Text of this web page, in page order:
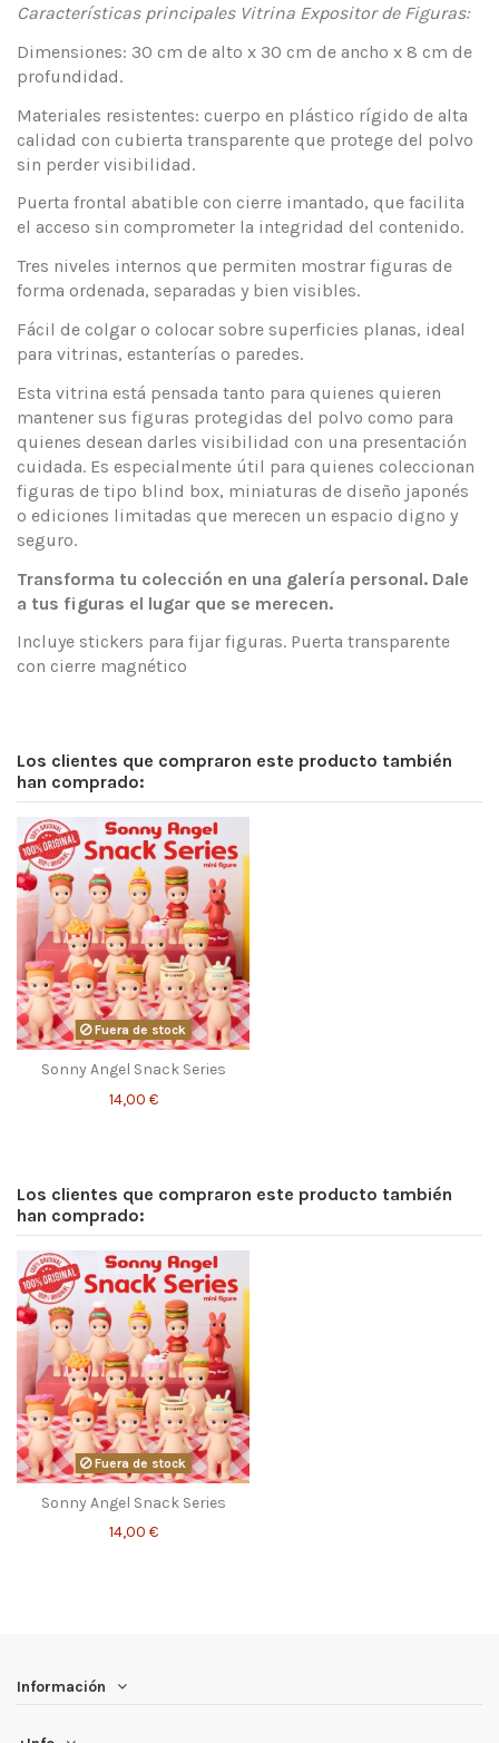
Características principales Vitrina Expositor de Figuras:
Dimensiones: 30 cm de alto x 30 cm de ancho x 8 cm de
profundidad.
Materiales resistentes: cuerpo en plástico rígido de alta
calidad con cubierta transparente que protege del polvo
sin perder visibilidad.
Puerta frontal abatible con cierre imantado, que facilita
el acceso sin comprometer la integridad del contenido.
Tres niveles internos que permiten mostrar figuras de
forma ordenada, separadas y bien visibles.
Fácil de colgar o colocar sobre superficies planas, ideal
para vitrinas, estanterías o paredes.
Esta vitrina está pensada tanto para quienes quieren
mantener sus figuras protegidas del polvo como para
quienes desean darles visibilidad con una presentación
cuidada. Es especialmente útil para quienes coleccionan
figuras de tipo blind box, miniaturas de diseño japonés
o ediciones limitadas que merecen un espacio digno y
seguro.
Transforma tu colección en una galería personal. Dale
a tus figuras el lugar que se merecen.
Incluye stickers para fijar figuras. Puerta transparente
con cierre magnético
Los clientes que compraron este producto también
han comprado:
Fuera de stock
Sonny Angel Snack Series
14,00 €
Los clientes que compraron este producto también
han comprado:
Fuera de stock
Sonny Angel Snack Series
14,00 €
Información